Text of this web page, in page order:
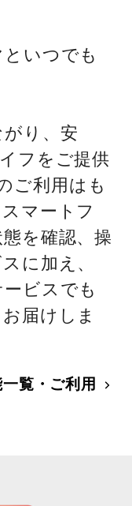
いつでも
り、安
フをご提供
ご利用はも
マートフ
を確認、操
に加え、
ビスでも
届けしま
覧・ご利用